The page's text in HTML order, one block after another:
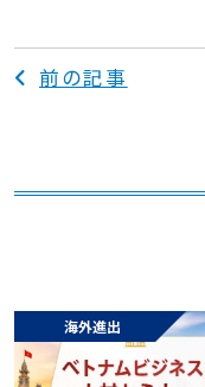
前の記事
海外進出